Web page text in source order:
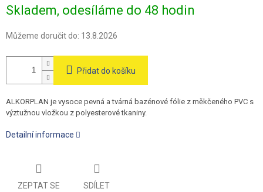
cena:
Skladem, odesíláme do 48 hodin
Můžeme doručit do: 13.8.2026
Přidat do košíku
ALKORPLAN je vysoce pevná a tvárná bazénové fólie z měkčeného PVC s
výztužnou vložkou z polyesterové tkaniny.
Detailní informace
ZEPTAT SE SDÍLET